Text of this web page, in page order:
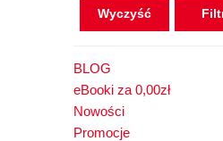
Wyczyść
BLOG
eBooki za 0,00zł
Nowości
Promocje